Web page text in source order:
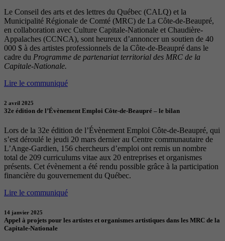
Le Conseil des arts et des lettres du Québec (CALQ) et la
Municipalité Régionale de Comté (MRC) de La Côte-de-Beaupré,
en collaboration avec Culture Capitale-Nationale et Chaudière-
Appalaches (CCNCA), sont heureux d’annoncer un soutien de 40
000 $ à des artistes professionnels de la Côte-de-Beaupré dans le
cadre du Programme de partenariat territorial des MRC de la
Capitale-Nationale.
Lire le communiqué
2 avril 2025
32e édition de l’Évènement Emploi Côte-de-Beaupré – le bilan
Lors de la 32e édition de l’Évènement Emploi Côte-de-Beaupré, qui
s’est déroulé le jeudi 20 mars dernier au Centre communautaire de
L’Ange-Gardien, 156 chercheurs d’emploi ont remis un nombre
total de 209 curriculums vitae aux 20 entreprises et organismes
présents. Cet évènement a été rendu possible grâce à la participation
financière du gouvernement du Québec.
Lire le communiqué
14 janvier 2025
Appel à projets pour les artistes et organismes artistiques dans les MRC de la
Capitale-Nationale